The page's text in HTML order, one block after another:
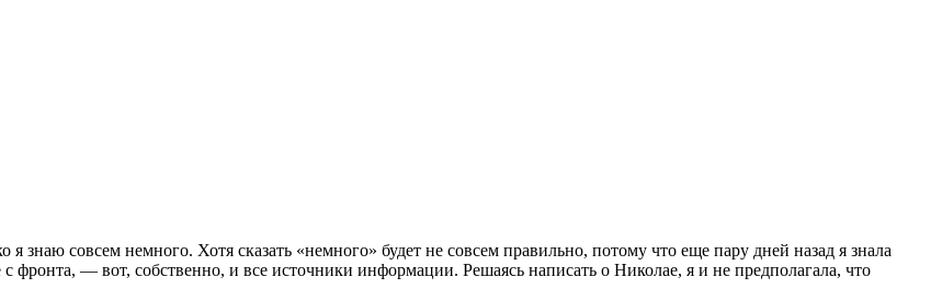
знаю совсем немного. Хотя сказать «немного» будет не совсем правильно, потому что еще пару дней назад я знала
— вот, собственно, и все источники информации. Решаясь написать о Николае, я и не предполагала, что